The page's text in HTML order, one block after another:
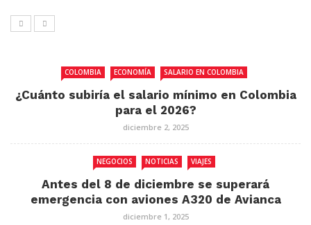
COLOMBIA ECONOMÍA SALARIO EN COLOMBIA
¿Cuánto subiría el salario mínimo en Colombia
para el 2026?
diciembre 2, 2025
NEGOCIOS NOTICIAS VIAJES
Antes del 8 de diciembre se superará
emergencia con aviones A320 de Avianca
diciembre 1, 2025